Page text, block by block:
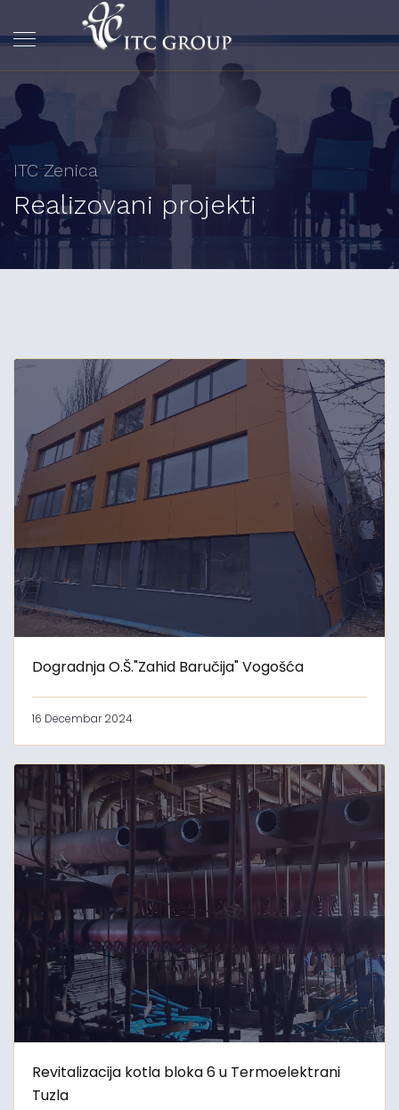
ITC Zenica
Realizovani projekti
Dogradnja O.Š."Zahid Baručija" Vogošća
16 Decembar 2024
Revitalizacija kotla bloka 6 u Termoelektrani
Tuzla